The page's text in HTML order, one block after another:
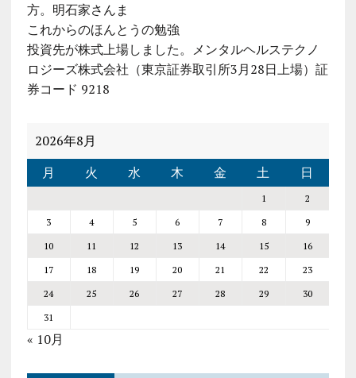
方。明石家さんま
これからのほんとうの勉強
投資先が株式上場しました。メンタルヘルステクノ
ロジーズ株式会社（東京証券取引所3月28日上場）証
券コード 9218
2026年8月
月
火 水 木 金 土 日
1
2
3
4 5 6 7 8
9
10
11 12 13 14 15
16
17
18 19 20 21 22
23
24
25 26 27 28 29
30
31
« 10月